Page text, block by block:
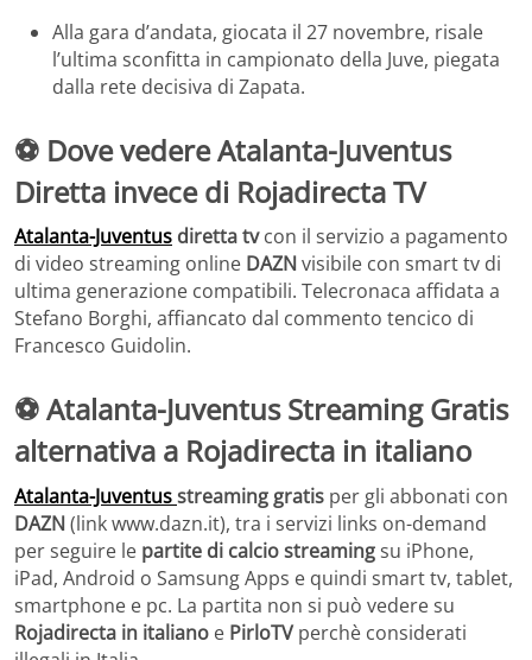
Alla gara d’andata, giocata il 27 novembre, risale
l’ultima sconfitta in campionato della Juve, piegata
dalla rete decisiva di Zapata.
⚽ Dove vedere Atalanta-Juventus
Diretta invece di Rojadirecta TV
Atalanta-Juventus diretta tvcon il servizio a pagamento
di video streaming online DAZNvisibile con smart tv di
ultima generazione compatibili. Telecronaca affidata a
Stefano Borghi, affiancato dal commento tencico di
Francesco Guidolin.
⚽ Atalanta-Juventus Streaming Gratis
alternativa a Rojadirecta in italiano
Atalanta-Juventusstreaming gratis per gli abbonati con
DAZN(link www.dazn.it), tra i servizi links on-demand
per seguire le partite di calcio streamingsu iPhone,
iPad, Android o Samsung Apps e quindi smart tv, tablet,
smartphone e pc. La partita non si può vedere su
Rojadirecta in italiano e PirloTVperchè considerati